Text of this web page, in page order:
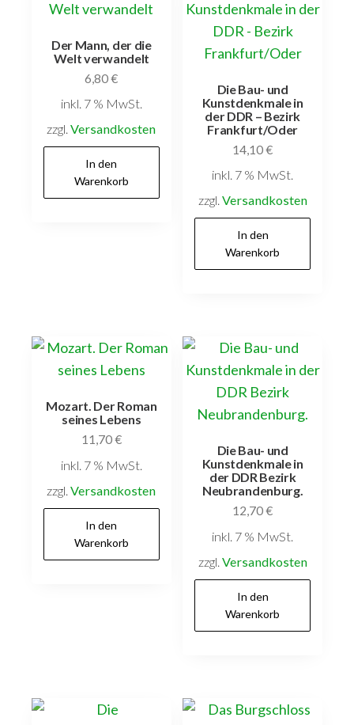
Der Mann, der die
Welt verwandelt
6,80€
inkl. 7 % MwSt.
zzgl.Versandkosten
In den
Warenkorb
Die Bau- und
Kunstdenkmale in
der DDR – Bezirk
Frankfurt/Oder
14,10€
inkl. 7 % MwSt.
zzgl. Versandkosten
In den
Warenkorb
Mozart. Der Roman
seines Lebens
11,70€
inkl. 7 % MwSt.
zzgl.Versandkosten
In den
Warenkorb
Die Bau- und
Kunstdenkmale in
der DDR Bezirk
Neubrandenburg.
12,70€
inkl. 7 % MwSt.
zzgl. Versandkosten
In den
Warenkorb